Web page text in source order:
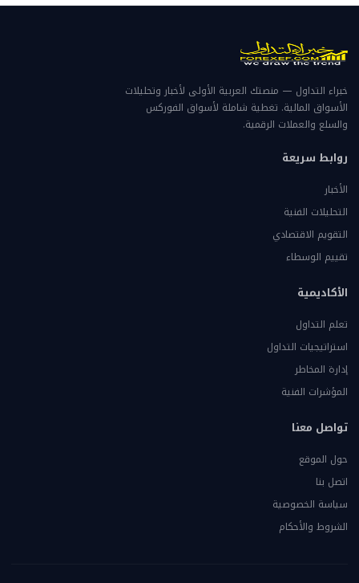
خبراء التداول — منصتك العربية الأولى لأخبار وتحليلات
الأسواق المالية. تغطية شاملة لأسواق الفوركس
والسلع والعملات الرقمية.
روابط سريعة
الأخبار
التحليلات الفنية
التقويم الاقتصادي
تقييم الوسطاء
الأكاديمية
تعلم التداول
استراتيجيات التداول
إدارة المخاطر
المؤشرات الفنية
تواصل معنا
حول الموقع
اتصل بنا
سياسة الخصوصية
الشروط والأحكام